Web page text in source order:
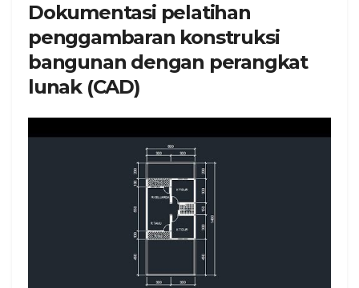
Dokumentasi pelatihan
penggambaran konstruksi
bangunan dengan perangkat
lunak (CAD)